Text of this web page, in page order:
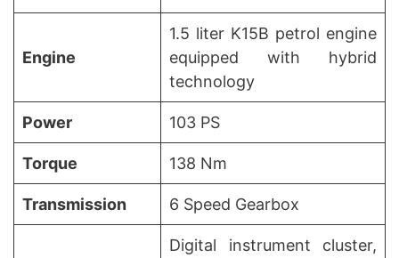
Engine
1.5 liter K15B petrol engine
equipped with hybrid
technology
Power 103 PS
Torque 138 Nm
Transmission 6 Speed Gearbox
Digital instrument cluster,